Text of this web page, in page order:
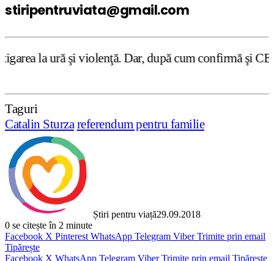
stiripentruviata@gmail.com
violenţă. Dar, după cum confirmă şi CEDO în
Taguri
Catalin Sturza referendum pentru familie
Știri pentru viață29.09.2018
0 se citește în 2 minute
Facebook X Pinterest WhatsApp Telegram Viber Trimite prin email
Tipărește
Facebook X WhatsApp Telegram Viber Trimite prin email Tipărește